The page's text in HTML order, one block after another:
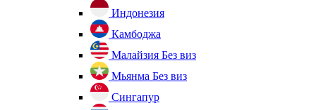
Индонезия
Камбоджа
Малайзия Без виз
Мьянма Без виз
Сингапур